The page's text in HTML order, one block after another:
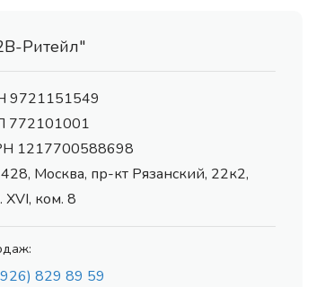
Ритейл"
9721151549
772101001
1217700588698
Москва, пр-кт Рязанский, 22к2,
XVI, ком. 8
829 89 59